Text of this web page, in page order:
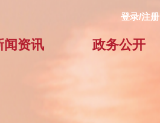
登录/注册
闻资讯 政务公开